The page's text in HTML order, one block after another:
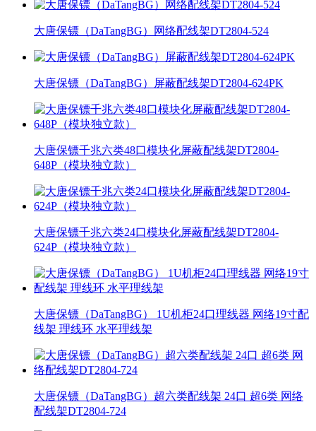
大唐保镖（DaTangBG）网络配线架DT2804-524
大唐保镖（DaTangBG）屏蔽配线架DT2804-624PK
大唐保镖千兆六类48口模块化屏蔽配线架DT2804-
648P（模块独立款）
大唐保镖千兆六类24口模块化屏蔽配线架DT2804-
624P（模块独立款）
大唐保镖（DaTangBG） 1U机柜24口理线器 网络19寸配
线架 理线环 水平理线架
大唐保镖（DaTangBG）超六类配线架 24口 超6类 网络
配线架DT2804-724